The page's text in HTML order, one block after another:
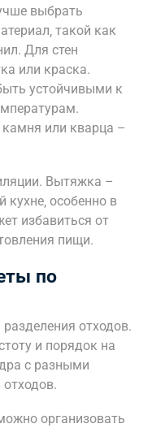
выбрать
такой как
Для стен
или краска.
устойчивыми к
камня или кварца –
Вытяжка –
особенно в
избавиться от
пищи.
по
отходов.
и порядок на
с разными
организовать